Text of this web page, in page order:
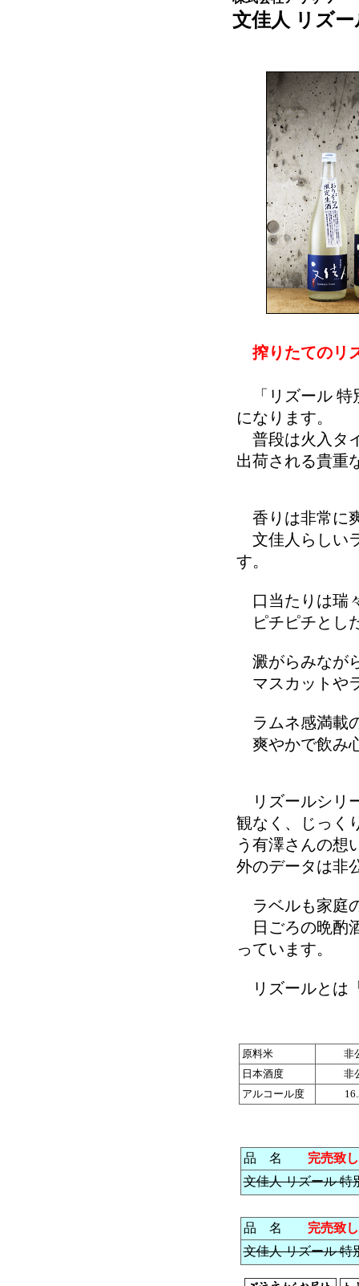
文佳人 リズ
搾りたてのリ
「リズール 特
になります。
普段は火入タ
出荷される貴重
香りは非常に
文佳人らしい
す。
口当たりは瑞
ピチピチとし
澱がらみなが
マスカットや
ラムネ感満載
爽やかで飲み
リズールシリ
観なく、じっく
う有澤さんの想
外のデータは非
ラベルも家庭
日ごろの晩酌
っています。
リズールとは
原料米
非
日本酒度
非
アルコール度
品 名 完売致
文佳人 リズール 特
品 名 完売致
文佳人 リズール 特